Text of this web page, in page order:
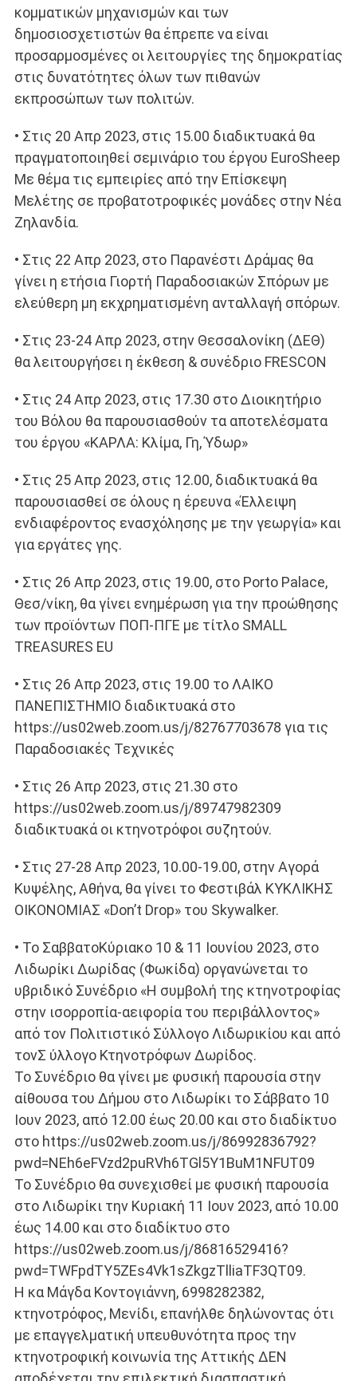
κομματικών μηχανισμών και των
δημοσιοσχετιστών θα έπρεπε να είναι
προσαρμοσμένες οι λειτουργίες της δημοκρατίας
στις δυνατότητες όλων των πιθανών
εκπροσώπων των πολιτών.
• Στις 20 Απρ 2023, στις 15.00 διαδικτυακά θα
πραγματοποιηθεί σεμινάριο του έργου EuroSheep
Με θέμα τις εμπειρίες από την Επίσκεψη
Μελέτης σε προβατοτροφικές μονάδες στην Νέα
Ζηλανδία.
• Στις 22 Απρ 2023, στο Παρανέστι Δράμας θα
γίνει η ετήσια Γιορτή Παραδοσιακών Σπόρων με
ελεύθερη μη εκχρηματισμένη ανταλλαγή σπόρων.
• Στις 23-24 Απρ 2023, στην Θεσσαλονίκη (ΔΕΘ)
θα λειτουργήσει η έκθεση & συνέδριο FRESCON
• Στις 24 Απρ 2023, στις 17.30 στο Διοικητήριο
του Βόλου θα παρουσιασθούν τα αποτελέσματα
του έργου «ΚΑΡΛΑ: Κλίμα, Γη, Ύδωρ»
• Στις 25 Απρ 2023, στις 12.00, διαδικτυακά θα
παρουσιασθεί σε όλους η έρευνα «Έλλειψη
ενδιαφέροντος ενασχόλησης με την γεωργία» και
για εργάτες γης.
• Στις 26 Απρ 2023, στις 19.00, στο Porto Palace,
Θεσ/νίκη, θα γίνει ενημέρωση για την προώθησης
των προϊόντων ΠΟΠ-ΠΓΕ με τίτλο SMALL
TREASURES EU
• Στις 26 Απρ 2023, στις 19.00 το ΛΑΙΚΟ
ΠΑΝΕΠΙΣΤΗΜΙΟ διαδικτυακά στο
https://us02web.zoom.us/j/82767703678 για τις
Παραδοσιακές Τεχνικές
• Στις 26 Απρ 2023, στις 21.30 στο
https://us02web.zoom.us/j/89747982309
διαδικτυακά οι κτηνοτρόφοι συζητούν.
• Στις 27-28 Απρ 2023, 10.00-19.00, στην Αγορά
Κυψέλης, Αθήνα, θα γίνει το Φεστιβάλ ΚΥΚΛΙΚΗΣ
ΟΙΚΟΝΟΜΙΑΣ «Don’t Drop» του Skywalker.
• Το ΣαββατοΚύριακο 10 & 11 Ιουνίου 2023, στο
Λιδωρίκι Δωρίδας (Φωκίδα) οργανώνεται το
υβριδικό Συνέδριο «Η συμβολή της κτηνοτροφίας
στην ισορροπία-αειφορία του περιβάλλοντος»
από τον Πολιτιστικό Σύλλογο Λιδωρικίου και από
τονΣ ύλλογο Κτηνοτρόφων Δωρίδος.
Το Συνέδριο θα γίνει με φυσική παρουσία στην
αίθουσα του Δήμου στο Λιδωρίκι το Σάββατο 10
Ιουν 2023, από 12.00 έως 20.00 και στο διαδίκτυο
στο https://us02web.zoom.us/j/86992836792?
pwd=NEh6eFVzd2puRVh6TGl5Y1BuM1NFUT09
Το Συνέδριο θα συνεχισθεί με φυσική παρουσία
στο Λιδωρίκι την Κυριακή 11 Ιουν 2023, από 10.00
έως 14.00 και στο διαδίκτυο στο
https://us02web.zoom.us/j/86816529416?
pwd=TWFpdTY5ZEs4Vk1sZkgzTlliaTF3QT09.
Η κα Μάγδα Κοντογιάννη, 6998282382,
κτηνοτρόφος, Μενίδι, επανήλθε δηλώνοντας ότι
με επαγγελματική υπευθυνότητα προς την
κτηνοτροφική κοινωνία της Αττικής ΔΕΝ